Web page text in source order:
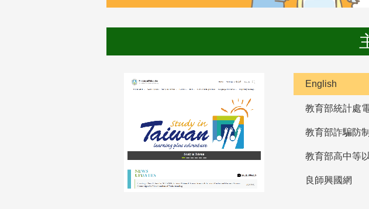
English
教育部統計處
教育部詐騙防
良師興國網